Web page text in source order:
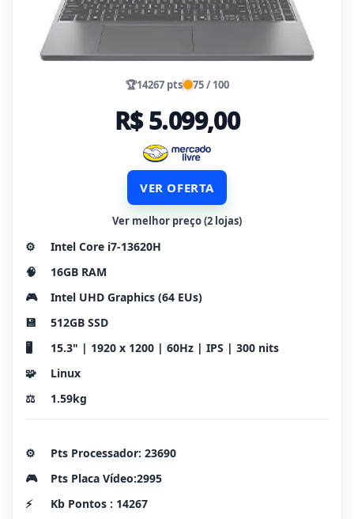
🏆14267 pts 75 / 100
R$ 5.099,00
VER OFERTA
Ver melhor preço (2 lojas)
⚙️
Intel Core i7-13620H
🧠
16GB RAM
🎮
Intel UHD Graphics (64 EUs)
💾
512GB SSD
🖥️
15.3" | 1920 x 1200 | 60Hz | IPS | 300 nits
🧩
Linux
⚖️
1.59kg
⚙️
Pts Processador: 23690
🎮
Pts Placa Vídeo:2995
⚡
Kb Pontos : 14267